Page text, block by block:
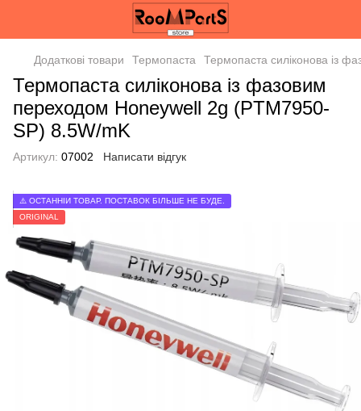
Додаткові товари Термопаста Термопаста силіконова із
Термопаста силіконова із фазовим
переходом Honeywell 2g (PTM7950-
SP) 8.5W/mK
Артикул: 07002 Написати відгук
⚠️ ОСТАННІЙ ТОВАР. ПОСТАВОК БІЛЬШЕ НЕ БУДЕ.
ORIGINAL